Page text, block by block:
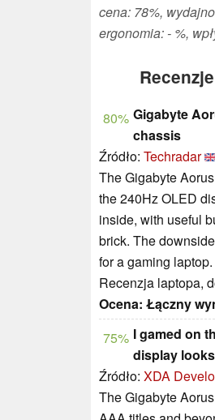
cena: 78%,
ergonomia: - %,
80% Gigabyte
chassis
Źródło: Techradar
The Gigabyte
the 240Hz OLED
inside, with useful
brick. The
for a gaming laptop.
Recenzja laptopa,
Ocena: Łączny
75% I gamed on
display
Źródło: XDA
The Gigabyte